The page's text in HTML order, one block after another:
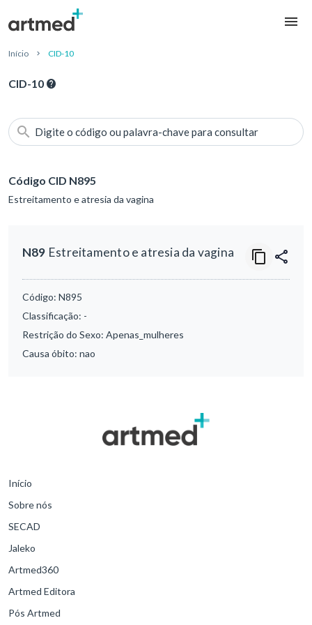
Início CID-10
CID-10
Digite o código ou palavra-chave para consultar
Código CID N895
Estreitamento e atresia da vagina
N89 Estreitamento e atresia da vagina
Código: N895
Classificação: -
Restrição do Sexo: Apenas_mulheres
Causa óbito: nao
Início
Sobre nós
SECAD
Jaleko
Artmed360
Artmed Editora
Pós Artmed